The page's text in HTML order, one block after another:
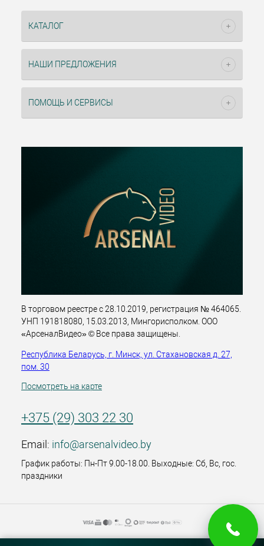
КАТАЛОГ
НАШИ ПРЕДЛОЖЕНИЯ
ПОМОЩЬ И СЕРВИСЫ
В торговом реестре с 28.10.2019, регистрация № 464065.
УНП 191818080, 15.03.2013, Мингорисполком. ООО
«АрсеналВидео» © Все права защищены.
Республика Беларусь, г. Минск, ул. Стахановская д. 27,
пом. 30
Посмотреть на карте
+375 (29) 303 22 30
Email: info@arsenalvideo.by
График работы: Пн-Пт 9.00-18.00. Выходные: Сб, Вс, гос.
праздники